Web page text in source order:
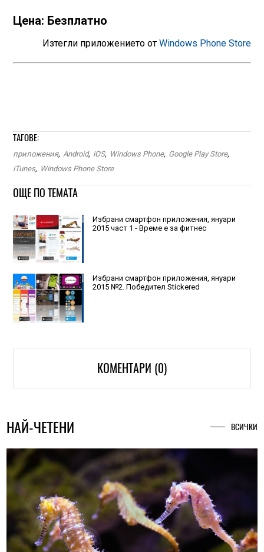
Цена: Безплатно
Изтегли приложението отWindows Phone Store
ТАГОВЕ:
приложения, Android, iOS, Windows Phone, Google Play Store,
iTunes, Windows Phone Store
ОЩЕ ПО ТЕМАТА
Избрани смартфон приложения, януари
2015 част 1 - Време е за фитнес
Избрани смартфон приложения, януари
2015 №2. Победител Stickered
КОМЕНТАРИ (0)
НАЙ-ЧЕТЕНИ ВСИЧКИ